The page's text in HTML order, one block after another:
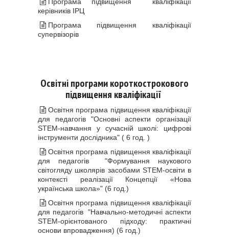
керівників ІРЦ
Програма підвищення кваліфікації
супервізорів
Освітні програми короткострокового
підвищення кваліфікації
Освітня програма підвищення кваліфікації
для педагогів "Основні аспекти організації
STEM-навчання у сучасній школі: цифрові
інструменти дослідника" ( 6 год. )
Освітня програма підвищення кваліфікації
для педагогів "Формування наукового
світогляду школярів засобами STEM-освіти в
контексті реалізації Концепції «Нова
українська школа»" (6 год.)
Освітня програма підвищення кваліфікації
для педагогів "Навчально-методичні аспекти
STEM-орієнтованого підходу: практичні
основи впровадження) (6 год.)